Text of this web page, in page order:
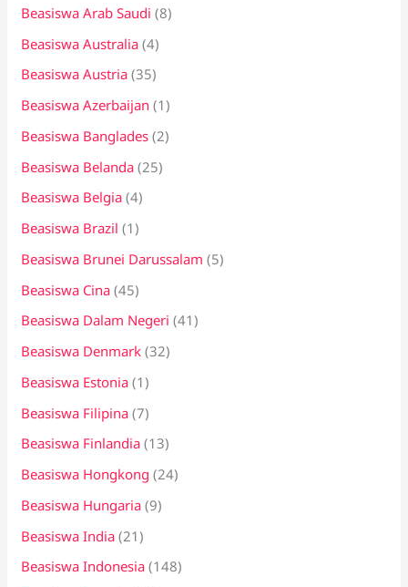
k
:
Beasiswa Arab Saudi (8)
Beasiswa Australia (4)
Beasiswa Austria (35)
Beasiswa Azerbaijan (1)
Beasiswa Banglades (2)
Beasiswa Belanda (25)
Beasiswa Belgia (4)
Beasiswa Brazil (1)
Beasiswa Brunei Darussalam (5)
Beasiswa Cina (45)
Beasiswa Dalam Negeri (41)
Beasiswa Denmark (32)
Beasiswa Estonia (1)
Beasiswa Filipina (7)
Beasiswa Finlandia (13)
Beasiswa Hongkong (24)
Beasiswa Hungaria (9)
Beasiswa India (21)
Beasiswa Indonesia (148)